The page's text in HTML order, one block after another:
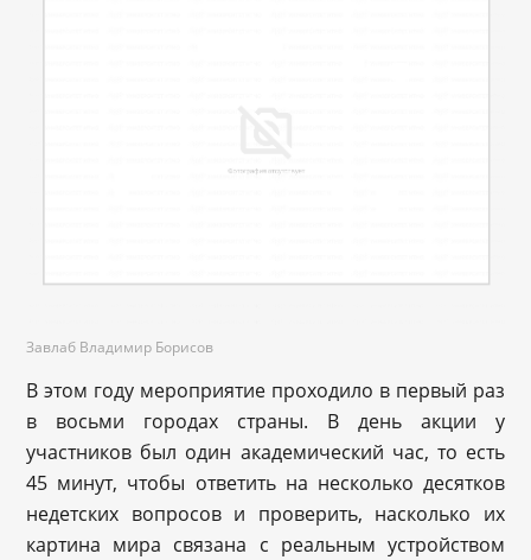
Завлаб Владимир Борисов
В этом году мероприятие проходило в первый раз
в восьми городах страны. В день акции у
участников был один академический час, то есть
45 минут, чтобы ответить на несколько десятков
недетских вопросов и проверить, насколько их
картина мира связана с реальным устройством